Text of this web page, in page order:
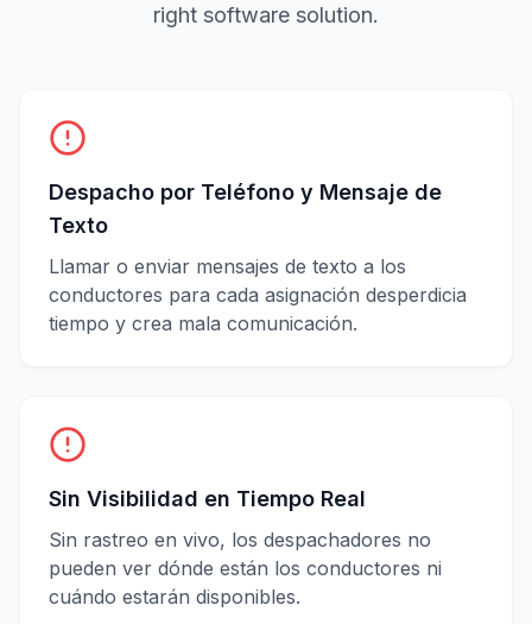
right software solution.
Despacho por Teléfono y Mensaje de
Texto
Llamar o enviar mensajes de texto a los
conductores para cada asignación desperdicia
tiempo y crea mala comunicación.
Sin Visibilidad en Tiempo Real
Sin rastreo en vivo, los despachadores no
pueden ver dónde están los conductores ni
cuándo estarán disponibles.